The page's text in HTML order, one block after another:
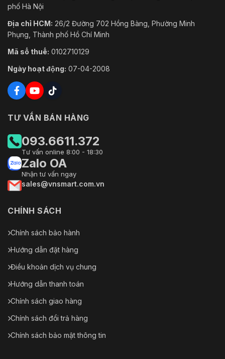
phố Hà Nội
Địa chỉ HCM: 26/2 Đường 702 Hồng Bàng, Phường Minh
Phụng, Thành phố Hồ Chí Minh
Mã số thuế: 0102710129
Ngày hoạt động: 07-04-2008
TƯ VẤN BÁN HÀNG
093.6611.372
Tư vấn online 8:00 - 18:30
Zalo OA
Nhận tư vấn ngay
sales@vnsmart.com.vn
CHÍNH SÁCH
Chính sách bảo hành
Hướng dẫn đặt hàng
Điều khoản dịch vụ chung
Hướng dẫn thanh toán
Chính sách giao hàng
Chính sách đổi trả hàng
Chính sách bảo mật thông tin